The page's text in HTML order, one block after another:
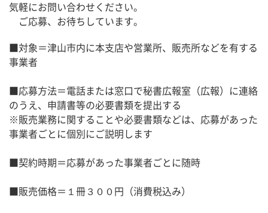
気軽にお問い合わせください。
ご応募、お待ちしています。
■対象＝津山市内に本支店や営業所、販売所などを有する
事業者
■応募方法＝電話または窓口で秘書広報室（広報）に連絡
のうえ、申請書等の必要書類を提出する
※販売業務に関することや必要書類などは、応募があった
事業者ごとに個別にご説明します
■契約時期＝応募があった事業者ごとに随時
■販売価格＝１冊３００円（消費税込み）